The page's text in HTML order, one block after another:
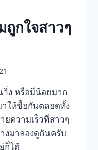
ถูกใจสาวๆ
วิ่ง หรือมีน้อยมาก
าให้ชื้อกันตลอดทั้ง
ยความเร็วที่สาวๆ
งมาลองดูกันครับ
ก็ได้